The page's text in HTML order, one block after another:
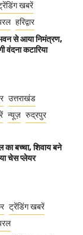
खबरें
हरिद्वार
भवन से आया निमंत्रण,
वंदना कटारिया
उत्तराखंड
न्यूज़ रुद्रपुर
का बच्चा, शिवाय बने
चेस प्लेयर
ट्रेंडिंग खबरें